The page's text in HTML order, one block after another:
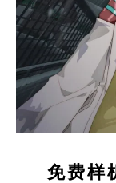
免费样